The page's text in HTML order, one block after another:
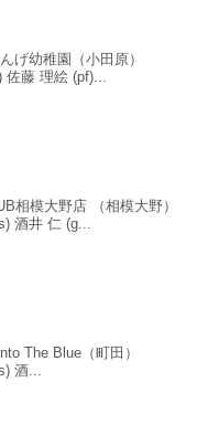
げ幼稚園（小田原）
佐藤 理絵 (pf)...
相模大野店 （相模大野）
酒井 仁 (g...
The Blue（町田）
酒...